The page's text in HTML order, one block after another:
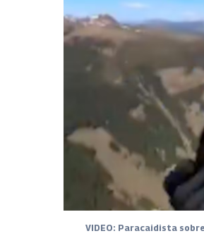
VIDEO: Paracaidista